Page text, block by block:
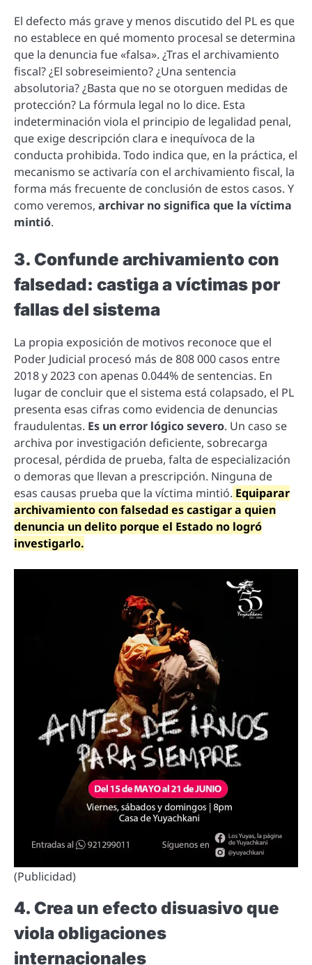
El defecto más grave y menos discutido del PL es que
no establece en qué momento procesal se determina
que la denuncia fue «falsa». ¿Tras el archivamiento
fiscal? ¿El sobreseimiento? ¿Una sentencia
absolutoria? ¿Basta que no se otorguen medidas de
protección? La fórmula legal no lo dice. Esta
indeterminación viola el principio de legalidad penal,
que exige descripción clara e inequívoca de la
conducta prohibida. Todo indica que, en la práctica, el
mecanismo se activaría con el archivamiento fiscal, la
forma más frecuente de conclusión de estos casos. Y
como veremos, archivar no significa que la víctima
mintió.
3. Confunde archivamiento con
falsedad: castiga a víctimas por
fallas del sistema
La propia exposición de motivos reconoce que el
Poder Judicial procesó más de 808 000 casos entre
2018 y 2023 con apenas 0.044% de sentencias. En
lugar de concluir que el sistema está colapsado, el PL
presenta esas cifras como evidencia de denuncias
fraudulentas. Es un error lógico severo. Un caso se
archiva por investigación deficiente, sobrecarga
procesal, pérdida de prueba, falta de especialización
o demoras que llevan a prescripción. Ninguna de
esas causas prueba que la víctima mintió. Equiparar
archivamiento con falsedad es castigar a quien
denuncia un delito porque el Estado no logró
investigarlo.
(Publicidad)
4. Crea un efecto disuasivo que
viola obligaciones
internacionales